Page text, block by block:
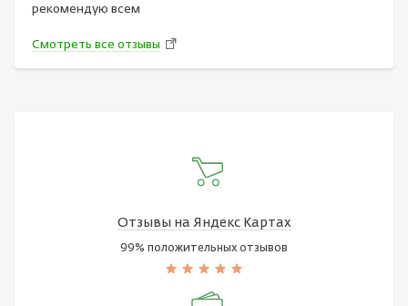
рекомендую всем
Смотреть все отзывы
Отзывы на Яндекс Картах
99% положительных отзывов